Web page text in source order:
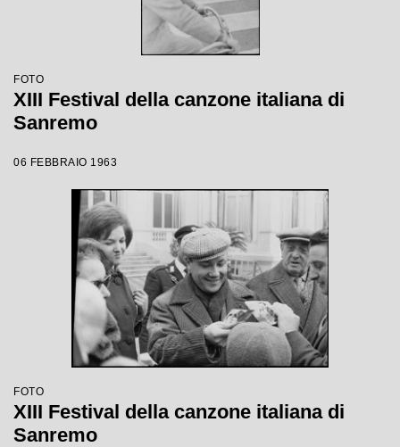
FOTO
XIII Festival della canzone italiana di
Sanremo
06 FEBBRAIO 1963
FOTO
XIII Festival della canzone italiana di
Sanremo